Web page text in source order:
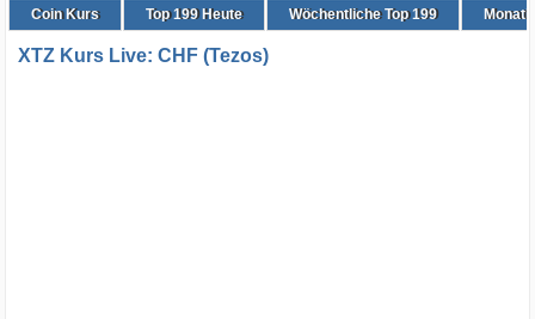
Coin Kurs Top199Heute Wöchentliche Top 199
XTZ Kurs Live: CHF (Tezos)